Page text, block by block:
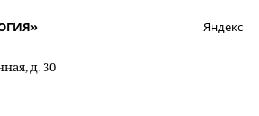
д. 30
Яндекс